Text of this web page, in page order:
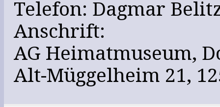
Telefon: Dagmar
Anschrift:
AG Heimatmuseum,
Alt-Müggelheim 21,